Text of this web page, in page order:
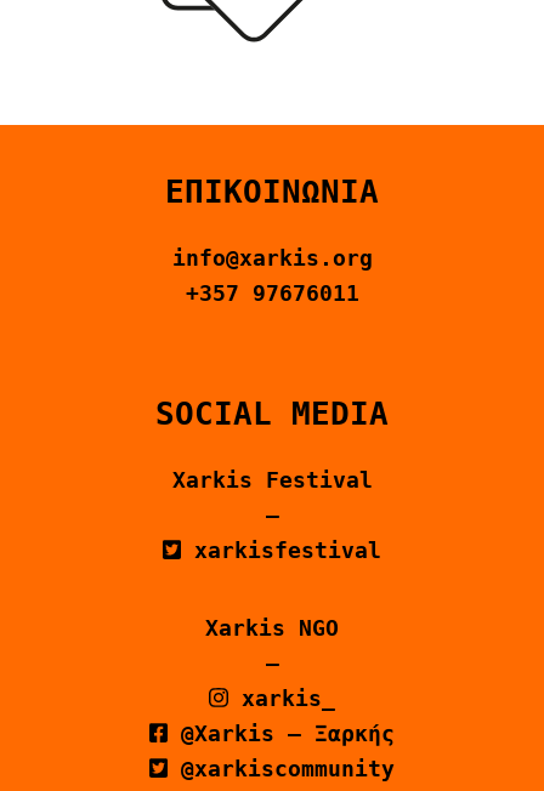
ΕΠΙΚΟΙΝΩΝΙΑ
ΕΠΙΚΟΙΝΩΝΙΑ
info@xarkis.org
+357 97676011
SOCIAL MEDIA
Xarkis Festival
–
xarkisfestival
Xarkis NGO
–
xarkis_
@Xarkis – Ξαρκής
@xarkiscommunity